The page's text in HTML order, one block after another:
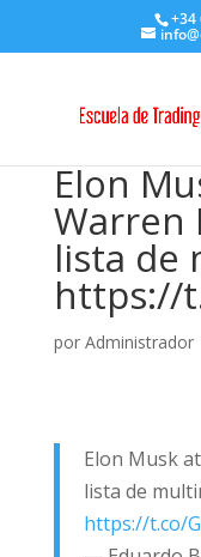
+34
Elon
Warren
lista de
https://
por Administrador
Elon Musk
lista de
https://t.co/